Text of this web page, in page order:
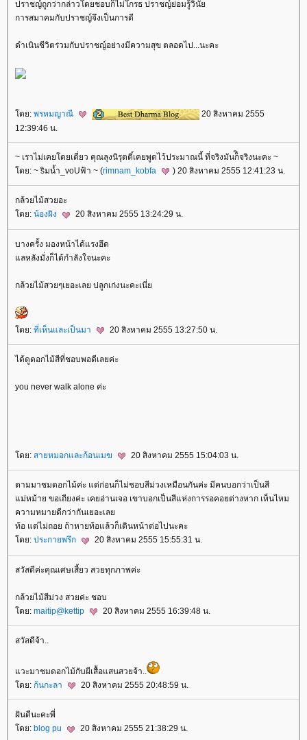
ปราชญ์ถูกว่ากล่าวโดยชอบก็ไม่โกรธ ปราชญ์ย่อมรู้วินั
การสมาคมกับปราชญ์จึงเป็นการดี
ดำเนินชีวิตร่วมกับปราชญ์อย่างมีความสุข ตลอดไป...นะคะ
ดย: พรหมญาณี
20 สิงหาคม 2555
12:39:46 น.
~ เราไม่เคยโดยเดี่ยว คุณลุงนิรุตติ์เคยพูดไว้ประมาณนี้ ที่จริงมันก็ิจริงนะคะ ~
ดย: ~ sิมน้ำ_voUฟ้า ~ (rimnam_kobfa ) 20 สิงหาคม 2555 12:41:23 น.
กล้วยไม้สวยอะ
ดย: น้องผิง 20 สิงหาคม 2555 13:24:29 น.
บางครั้ง มองหน้าได้แรงฮึด
ลหลังมั่งก็ได้กำลังใจนะคะ
กล้วยไม้สวยๆเยอะเลย ปลูกเก่งนะคะเนี่
ดย: ที่เห็นและเป็นมา 20 สิงหาคม 2555 13:27:50 น.
ได้ดูดอกไม้สีที่ชอบพอดีเลยค่ะ
you never walk alone ค่ะ
ดย: สายหมอกและก้อนเมฆ 20 สิงหาคม 2555 15:04:03 น.
ตามมาชมดอกไม้ค่ะ แต่ก่อนก็ไม่ชอบสีม่วงเหมือนกันค่ะ มีคนบอกว่าเป็นสี
ม่หม้าย ขอเถียงค่ะ เคยอ่านเจอ เขาบอกเป็นสีแห่งการรอคอยต่างหาก เห็นไหม
ความหมายดีกว่ากันเยอะเล
ท้อ แต่ไม่ถอย ถ้าหายท้อแล้วก็เดินหน้าต่อไปนะคะ
ดย: ประกายพรึก 20 สิงหาคม 2555 15:55:31 น.
สวัสดีค่ะคุณเศษเสี้ยว สวยทุกภาพค่ะ
กล้วยไม้สีม่วง สวยค่ะ ชอบ
ดย: maitip@kettip 20 สิงหาคม 2555 16:39:48 น.
สวัสดีจ้า..
วะมาชมดอกไม้กับผีเสื้อแสนสวยจ้า..
ดย: ก้นกะลา 20 สิงหาคม 2555 20:48:59 น.
ฝันดีนะคะพี่
ดย: blog pu 20 สิงหาคม 2555 21:38:29 น.